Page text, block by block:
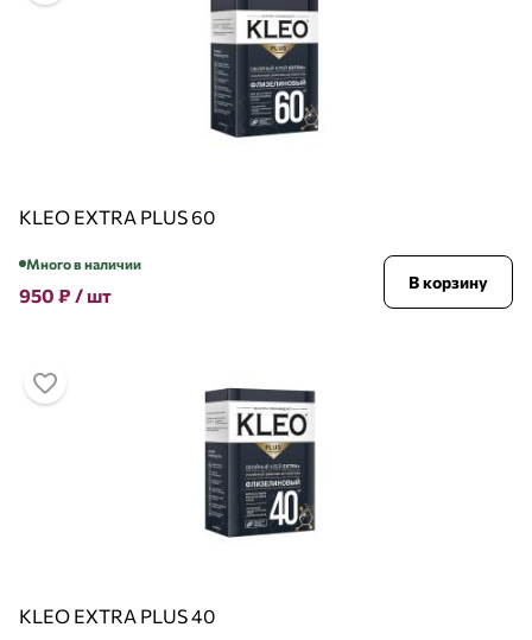
KLEO EXTRA PLUS 60
Много в наличии
950 ₽ / шт
В корзину
KLEO EXTRA PLUS 40